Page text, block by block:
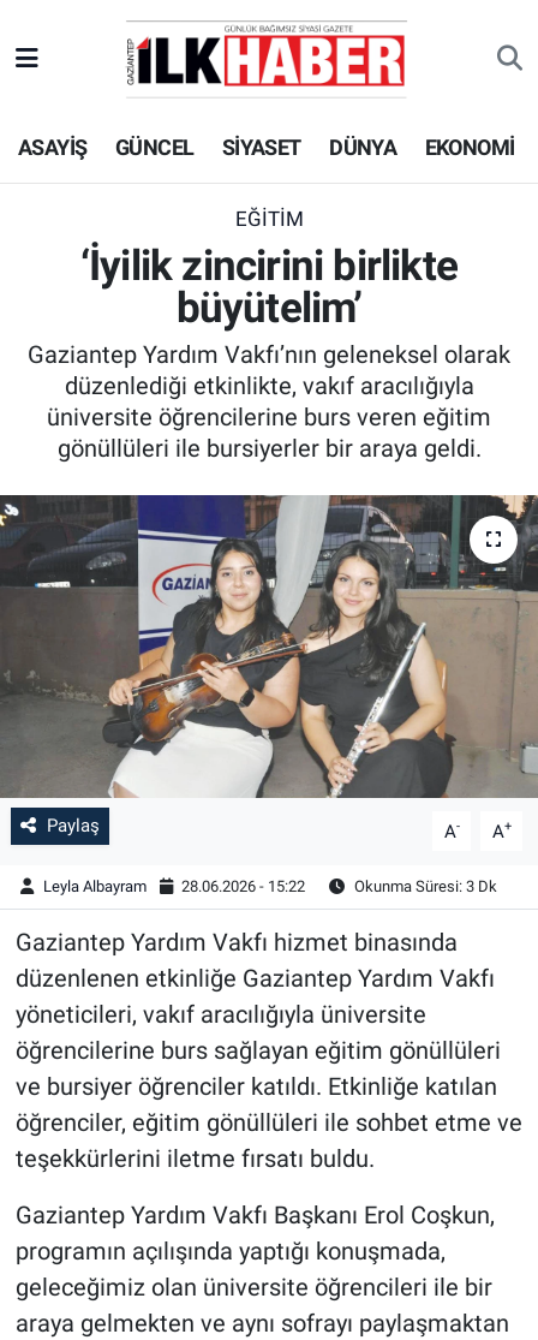
ASAYİŞ GÜNCEL SİYASET DÜNYA EKONOMİ
EĞİTİM
‘İyilik zincirini birlikte
büyütelim’
Gaziantep Yardım Vakfı’nın geleneksel olarak
düzenlediği etkinlikte, vakıf aracılığıyla
üniversite öğrencilerine burs veren eğitim
gönüllüleri ile bursiyerler bir araya geldi.
Paylaş A- A+
Leyla Albayram 28.06.2026 - 15:22 Okunma Süresi: 3 Dk
Gaziantep Yardım Vakfı hizmet binasında
düzenlenen etkinliğe Gaziantep Yardım Vakfı
yöneticileri, vakıf aracılığıyla üniversite
öğrencilerine burs sağlayan eğitim gönüllüleri
ve bursiyer öğrenciler katıldı. Etkinliğe katılan
öğrenciler, eğitim gönüllüleri ile sohbet etme ve
teşekkürlerini iletme fırsatı buldu.
Gaziantep Yardım Vakfı Başkanı Erol Coşkun,
programın açılışında yaptığı konuşmada,
geleceğimiz olan üniversite öğrencileri ile bir
araya gelmekten ve aynı sofrayı paylaşmaktan
EKONOMİ
SİYASET
SPOR
ASAYİŞ
EĞİTİM
KÜLTÜR - SANAT
Beyoğlu Hava Durumu
Beyoğlu Trafik Yoğunluk Haritası
Süper Lig Puan Durumu ve Fikstür
Tüm Manşetler
Son Dakika Haberleri
Haber Arşivi